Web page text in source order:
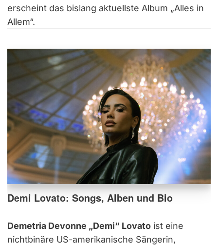
erscheint das bislang aktuellste Album „Alles in
Allem“.
Demi Lovato: Songs, Alben und Bio
Demetria Devonne „Demi“ Lovato ist eine
nichtbinäre US-amerikanische Sängerin,